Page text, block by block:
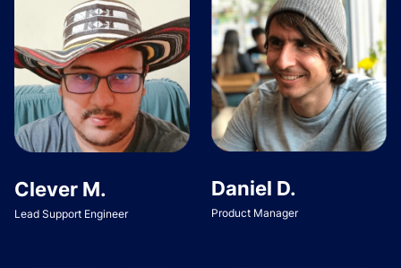
Clever M.
Lead Support Engineer
Daniel D.
Product Manager